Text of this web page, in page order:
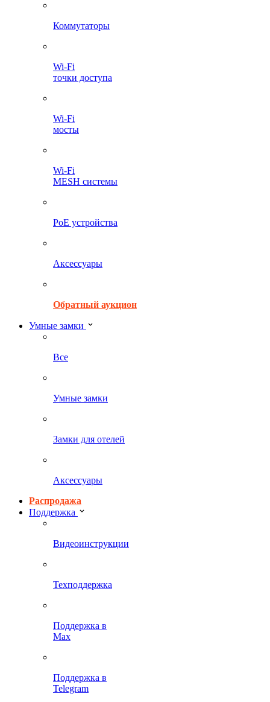
Коммутаторы
Wi-Fi
точки доступа
Wi-Fi
мосты
Wi-Fi
MESH системы
PoE устройства
Аксессуары
Обратный аукцион
Умные замки
Все
Умные замки
Замки для отелей
Аксессуары
Распродажа
Поддержка
Видеоинструкции
Техподдержка
Поддержка в
Max
Поддержка в
Telegram